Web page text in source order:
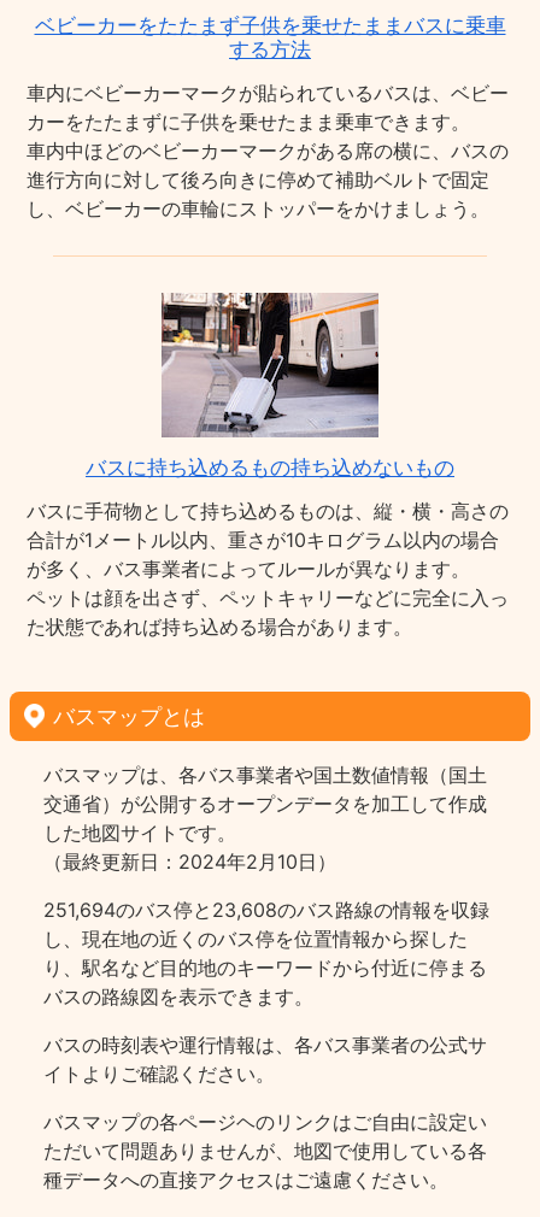
ベビーカーをたたまず子供を乗せたままバスに乗車
する方法
車内にベビーカーマークが貼られているバスは、ベビー
カーをたたまずに子供を乗せたまま乗車できます。
車内中ほどのベビーカーマークがある席の横に、バスの
進行方向に対して後ろ向きに停めて補助ベルトで固定
し、ベビーカーの車輪にストッパーをかけましょう。
バスに持ち込めるもの持ち込めないもの
バスに手荷物として持ち込めるものは、縦・横・高さの
合計が1メートル以内、重さが10キログラム以内の場合
が多く、バス事業者によってルールが異なります。
ペットは顔を出さず、ペットキャリーなどに完全に入っ
た状態であれば持ち込める場合があります。
バスマップとは
バスマップは、各バス事業者や国土数値情報（国土
交通省）が公開するオープンデータを加工して作成
した地図サイトです。
（最終更新日：2024年2月10日）
251,694のバス停と23,608のバス路線の情報を収録
し、現在地の近くのバス停を位置情報から探した
り、駅名など目的地のキーワードから付近に停まる
バスの路線図を表示できます。
バスの時刻表や運行情報は、各バス事業者の公式サ
イトよりご確認ください。
バスマップの各ページヘのリンクはご自由に設定い
ただいて問題ありませんが、地図で使用している各
種データへの直接アクセスはご遠慮ください。